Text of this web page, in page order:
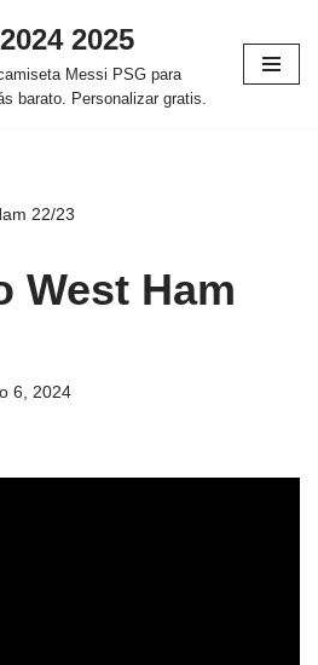
2025
Messi PSG para
barato. Personalizar gratis.
22/23
West Ham
6, 2024